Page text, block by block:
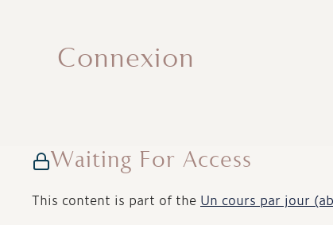
Connexion
Waiting For Access
This content is part of the Un cours par jour